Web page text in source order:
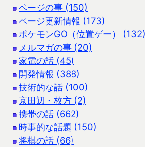
ページの事 (150)
ページ更新情報 (173)
ポケモンGO（位置ゲー） (132)
メルマガの事 (20)
家電の話 (45)
開発情報 (388)
技術的な話 (100)
京田辺・枚方 (2)
携帯の話 (662)
時事的な話題 (150)
将棋の話 (66)